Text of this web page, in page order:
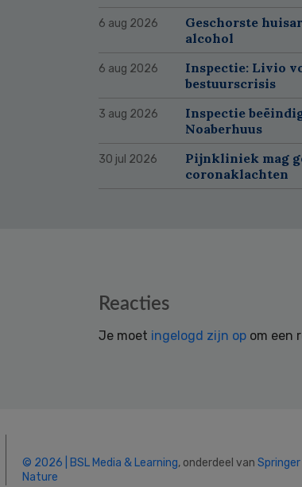
6 aug 2026
Geschorste
alcohol
6 aug 2026
Inspectie: Livio
bestuurscrisis
3 aug 2026
Inspectie
Noaberhuus
30 jul 2026
Pijnkliniek mag
coronaklachten
Reacties
Je moet ingelogd zijn op om een
© 2026 | BSL Media & Learning, onderdeel van Springer
Nature